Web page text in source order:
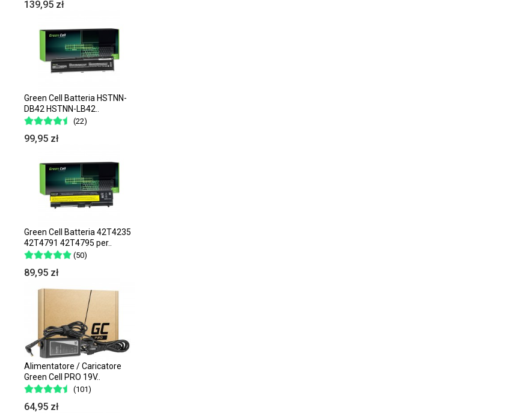
139,95 zł
Green Cell Batteria HSTNN-
DB42 HSTNN-LB42..
(22)
99,95 zł
Green Cell Batteria 42T4235
42T4791 42T4795 per..
(50)
89,95 zł
Alimentatore / Caricatore
Green Cell PRO 19V..
(101)
64,95 zł